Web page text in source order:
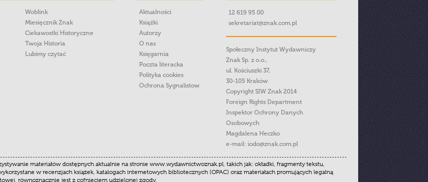
Woblink
Miesięcznik Znak
Ciekawostki Historyczne
Twoja Historia
Lubimy czytać
Aktualności
Książki
Autorzy
O nas
Księgarnia
Poczta literacka
Polityka cookies
Ochrona Sygnalistow
12 619 95 00
sekretariat@znak.com.pl
Społeczny Instytut Wydawniczy
Znak Sp. z o.o.,
ul. Kościuszki 37,
30-105 Kraków
Copyright SIW Znak 2014
Foreign Rights Department
Inspektor Ochrony Danych
Osobowych
Magdalena Heczko
e-mail: iodo@znak.com.pl
materiałów dostępnych aktualnie na stronie www.wydawnictwoznak.pl, takich jak: okładki, fragmenty tekstu,
w recenzjach książek, katalogach internetowych bibliotecznych (OPAC) oraz materiałach promujących legalną
równoznacznie jest z cofnięciem udzielonej zgody.